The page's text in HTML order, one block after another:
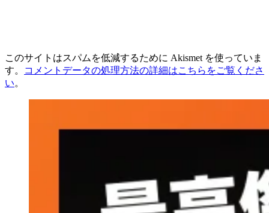
このサイトはスパムを低減するために Akismet を使っていま
す。
コメントデータの処理方法の詳細はこちらをご覧くださ
い。